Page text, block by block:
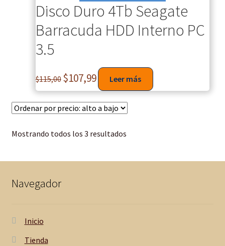
Disco Duro 4Tb Seagate
Barracuda HDD Interno PC
3.5
$115,00 $107,99 Leer más
Mostrando todos los 3 resultados
Navegador
Inicio
Tienda